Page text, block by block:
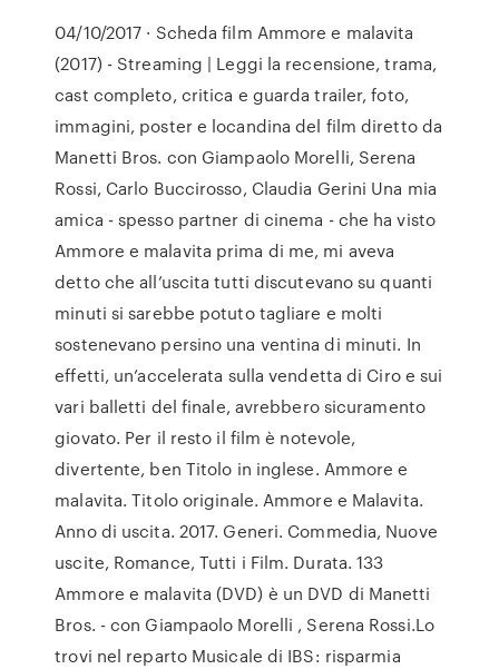
04/10/2017 · Scheda film Ammore e malavita
(2017) - Streaming | Leggi la recensione, trama,
cast completo, critica e guarda trailer, foto,
immagini, poster e locandina del film diretto da
Manetti Bros. con Giampaolo Morelli, Serena
Rossi, Carlo Buccirosso, Claudia Gerini Una mia
amica - spesso partner di cinema - che ha visto
Ammore e malavita prima di me, mi aveva
detto che all’uscita tutti discutevano su quanti
minuti si sarebbe potuto tagliare e molti
sostenevano persino una ventina di minuti. In
effetti, un’accelerata sulla vendetta di Ciro e sui
vari balletti del finale, avrebbero sicuramento
giovato. Per il resto il film è notevole,
divertente, ben Titolo in inglese. Ammore e
malavita. Titolo originale. Ammore e Malavita.
Anno di uscita. 2017. Generi. Commedia, Nuove
uscite, Romance, Tutti i Film. Durata. 133
Ammore e malavita (DVD) è un DVD di Manetti
Bros. - con Giampaolo Morelli , Serena Rossi.Lo
trovi nel reparto Musicale di IBS: risparmia